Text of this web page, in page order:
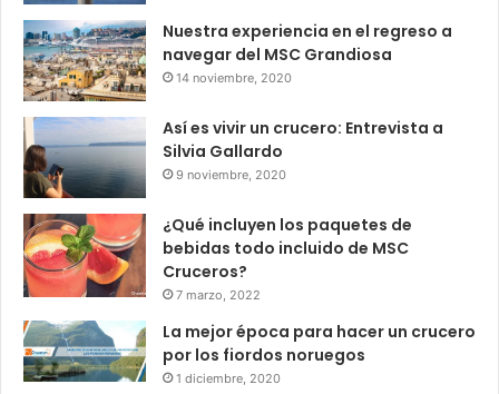
Nuestra experiencia en el regreso a
navegar del MSC Grandiosa
14 noviembre, 2020
Así es vivir un crucero: Entrevista a
Silvia Gallardo
9 noviembre, 2020
¿Qué incluyen los paquetes de
bebidas todo incluido de MSC
Cruceros?
7 marzo, 2022
La mejor época para hacer un crucero
por los fiordos noruegos
1 diciembre, 2020